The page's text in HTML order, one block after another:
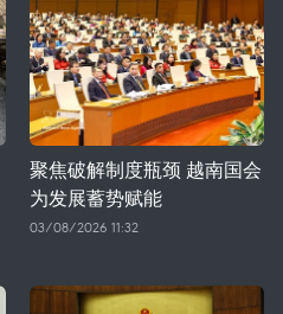
聚焦破解制度瓶颈 越南国会
为发展蓄势赋能
03/08/2026 11:32